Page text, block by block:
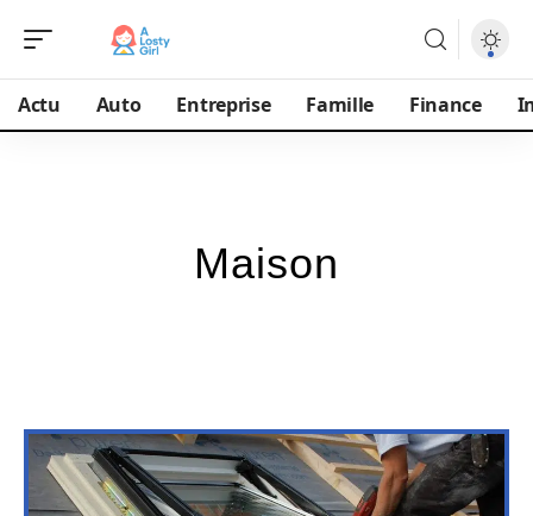
Actu Auto Entreprise Famille Finance
Maison